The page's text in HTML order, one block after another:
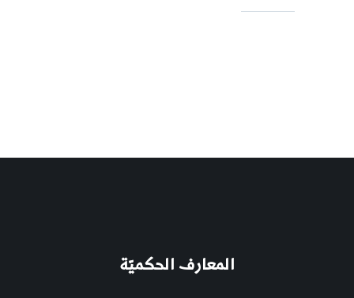
المعارف الحكميّة